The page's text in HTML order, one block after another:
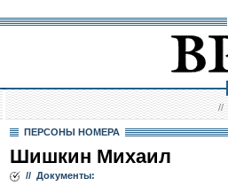
//
ПЕРСОНЫ НОМЕРА
Шишкин Михаил
// Документы: